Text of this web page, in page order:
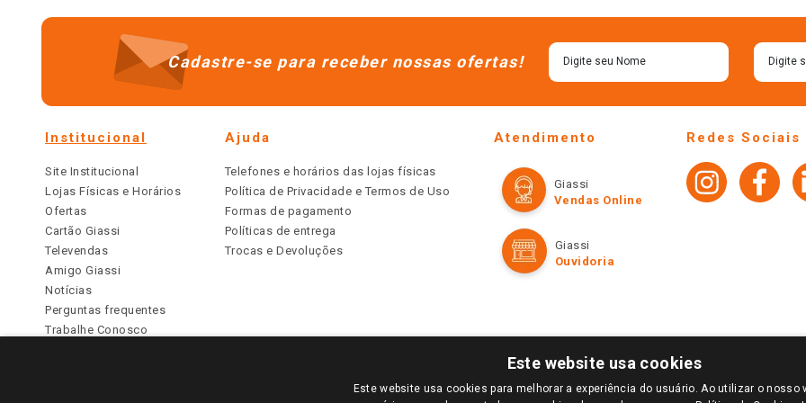
Cadastre-se para receber nossas ofertas!
Institucional
Site Institucional
Lojas Físicas e Horários
Ofertas
Cartão Giassi
Televendas
Amigo Giassi
Notícias
Perguntas frequentes
Trabalhe Conosco
Ajuda
Telefones e horários das lojas físicas
Política de Privacidade e Termos de Uso
Formas de pagamento
Políticas de entrega
Trocas e Devoluções
Atendimento
Giassi
Vendas Online
Giassi
Ouvidoria
Redes Sociais
PARA VER OS PREÇOS DA SUA REGIÃO, FAÇA LOGIN E SELECIONE A LOJA DE SUA PREFERÊNCIA. SOMENTE APÓS O LOGIN, OS PREÇOS
Este website usa cookies
Este website usa cookies para melhorar a experiência do usuário. Ao utilizar o nosso